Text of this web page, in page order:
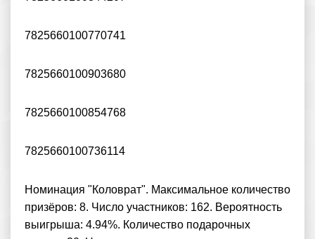
7825660100770741
7825660100903680
7825660100854768
7825660100736114
Номинация "Коловрат". Максимальное количество
призёров: 8. Число участников: 162. Вероятность
выигрыша: 4.94%. Количество подарочных